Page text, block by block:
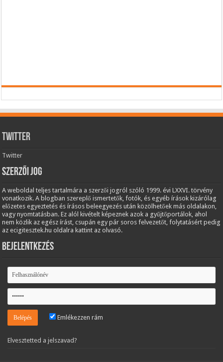
Twitter
Twitter
Szerzői jog
A weboldal teljes tartalmára a szerzői jogról szóló 1999. évi LXXVI. törvény
vonatkozik. A blogban szereplő ismertetők, fotók, és egyéb írások kizárólag
előzetes egyeztetés és írásos beleegyezés után közölhetőek más oldalakon,
vagy nyomtatásban. Ez alól kivételt képeznek azok a gyűjtőportálok, ahol
nem közlik az egész írást, csupán egy pár soros felvezetőt, folytatásért pedig
az ecigitesztek.hu oldalra kattint az olvasó.
Bejelentkezés
Emlékezzen rám
Elvesztetted a jelszavad?